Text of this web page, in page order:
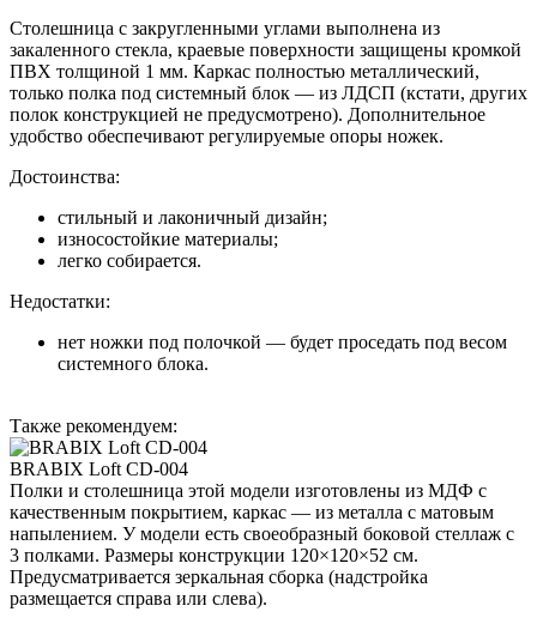
Столешница с закругленными углами выполнена из
закаленного стекла, краевые поверхности защищены кромкой
ПВХ толщиной 1 мм. Каркас полностью металлический,
только полка под системный блок — из ЛДСП (кстати, других
полок конструкцией не предусмотрено). Дополнительное
удобство обеспечивают регулируемые опоры ножек.
Достоинства:
стильный и лаконичный дизайн;
износостойкие материалы;
легко собирается.
Недостатки:
нет ножки под полочкой — будет проседать под весом
системного блока.
Также рекомендуем:
BRABIX Loft CD-004
Полки и столешница этой модели изготовлены из МДФ с
качественным покрытием, каркас — из металла с матовым
напылением. У модели есть своеобразный боковой стеллаж с
3 полками. Размеры конструкции 120×120×52 см.
Предусматривается зеркальная сборка (надстройка
размещается справа или слева).